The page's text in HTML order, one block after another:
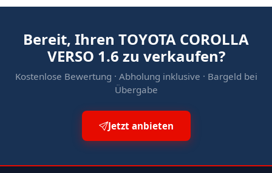
Bereit, Ihren TOYOTA COROLLA
VERSO 1.6 zu verkaufen?
Kostenlose Bewertung · Abholung inklusive · Bargeld bei
Übergabe
Jetzt anbieten